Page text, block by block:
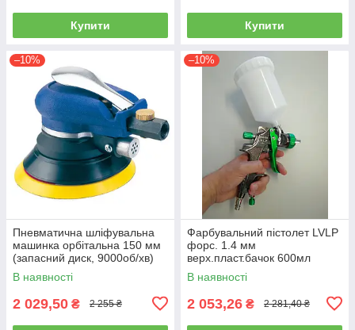
Купити Купити
–10%
Пневматична шліфувальна
машинка орбітальна 150 мм
(запасний диск, 9000об/хв)
AIRKRAFT AT-980-6V
В наявності
2 029,50 ₴ 2 255 ₴
–10%
Фарбувальний пістолет LVLP
форс. 1.4 мм
верх.пласт.бачок 600мл
AUARITA L-897-1.4
В наявності
2 053,26 ₴ 2 281,40 ₴